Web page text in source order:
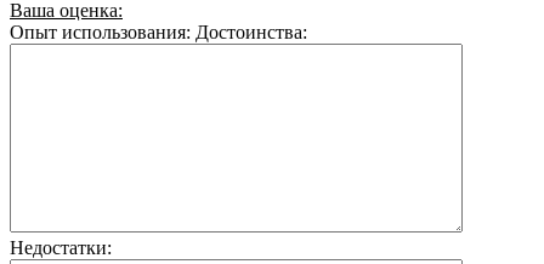
Ваша оценка:
Опыт использования: Достоинства:
Недостатки: